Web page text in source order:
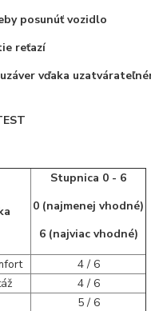
posunúť vozidlo
reťazí
vďaka
Stupnica 0 - 6
0 (najmenej vhodné)
6 (najviac vhodné)
4 / 6
4 / 6
5 / 6